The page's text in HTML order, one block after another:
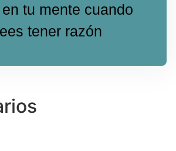
tu mente cuando
tener razón